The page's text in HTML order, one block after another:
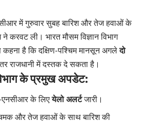
में गुरुवार सुबह बारिश और तेज हवाओं के
करवट ली। भारत मौसम विज्ञान विभाग
है कि दक्षिण-पश्चिम मानसून अगलेदो
राजधानी में दस्तक दे सकता है।
के प्रमुख अपडेट:
एनसीआर के लिएयेलो अलर्टजारी।
और तेज हवाओं के साथ बारिश की